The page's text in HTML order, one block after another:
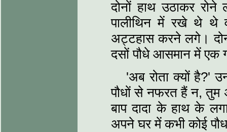
दोनों हाथ उठाकर
पालीथिन में रखे थे थे
अट्टहास करने लगे।
दसों पौधे आसमान में एक
'अब रोता क्यों है?'
पौधों से नफरत हैं न, तुम
बाप दादा के हाथ के
अपने घर में कभी कोई